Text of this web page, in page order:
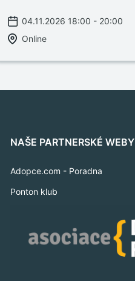
04.11.2026 18:00 - 20:00
Online
NAŠE PARTNERSKÉ WEBY
Adopce.com - Poradna
Ponton klub